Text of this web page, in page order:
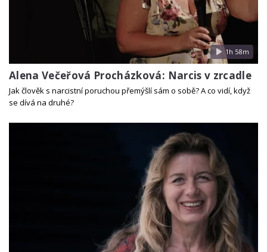
1h 58m
Alena Večeřová Procházková: Narcis v zrcadle
Jak člověk s narcistní poruchou přemýšlí sám o sobě? A co vidí, když
se dívá na druhé?